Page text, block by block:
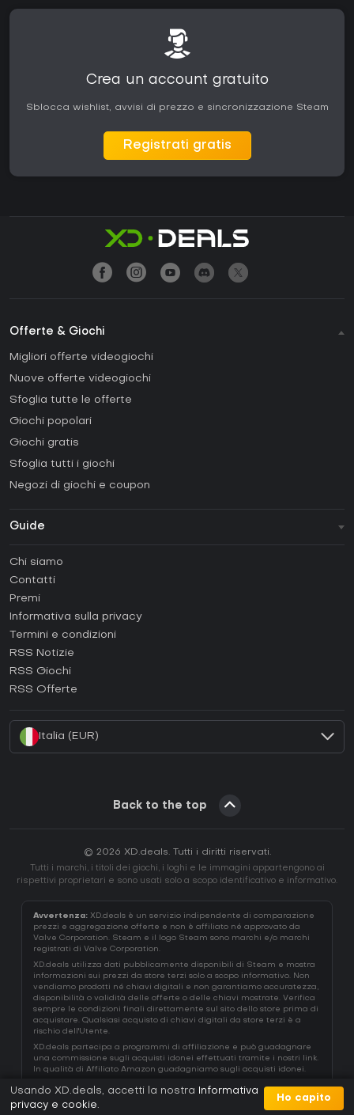
Crea un account gratuito
Sblocca wishlist, avvisi di prezzo e sincronizzazione Steam
Registrati gratis
Offerte & Giochi
Migliori offerte videogiochi
Nuove offerte videogiochi
Sfoglia tutte le offerte
Giochi popolari
Giochi gratis
Sfoglia tutti i giochi
Negozi di giochi e coupon
Guide
Come attivare una Steam CD Key?
Come attivare una Epic Games CD Key?
Come attivare una GOG CD Key?
Come attivare una Ubisoft Connect CD Key?
Chi siamo
Contatti
Premi
Informativa sulla privacy
Termini e condizioni
RSS Notizie
RSS Giochi
RSS Offerte
Italia (EUR)
Back to the top
© 2026 XD.deals. Tutti i diritti riservati.
Tutti i marchi, i titoli dei giochi, i loghi e le immagini appartengono ai
rispettivi proprietari e sono usati solo a scopo identificativo e informativo.
Avvertenza: XD.deals è un servizio indipendente di comparazione
prezzi e aggregazione offerte e non è affiliato né approvato da
Valve Corporation. Steam e il logo Steam sono marchi e/o marchi
registrati di Valve Corporation.
XD.deals utilizza dati pubblicamente disponibili di Steam e mostra
informazioni sui prezzi da store terzi solo a scopo informativo. Non
vendiamo prodotti né chiavi digitali e non garantiamo accuratezza,
disponibilità o validità delle offerte o delle chiavi mostrate. Verifica
sempre le condizioni finali direttamente sul sito dello store prima di
acquistare. Qualsiasi acquisto di chiavi digitali da store terzi è a
rischio dell'Utente.
XD.deals partecipa a programmi di affiliazione e può guadagnare
una commissione sugli acquisti idonei effettuati tramite i nostri link.
In qualità di Affiliato Amazon guadagniamo sugli acquisti idonei.
Usando XD.deals, accetti la nostra
Informativa
privacy e cookie
Ho capito